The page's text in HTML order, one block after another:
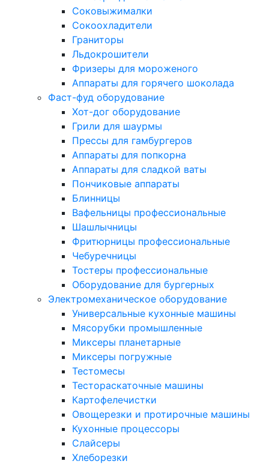
Соковыжималки
Сокоохладители
Граниторы
Льдокрошители
Фризеры для мороженого
Аппараты для горячего шоколада
Фаст-фуд оборудование
Хот-дог оборудование
Грили для шаурмы
Прессы для гамбургеров
Аппараты для попкорна
Аппараты для сладкой ваты
Пончиковые аппараты
Блинницы
Вафельницы профессиональные
Шашлычницы
Фритюрницы профессиональные
Чебуречницы
Тостеры профессиональные
Оборудование для бургерных
Электромеханическое оборудование
Универсальные кухонные машины
Мясорубки промышленные
Миксеры планетарные
Миксеры погружные
Тестомесы
Тестораскаточные машины
Картофелечистки
Овощерезки и протирочные машины
Кухонные процессоры
Слайсеры
Хлеборезки